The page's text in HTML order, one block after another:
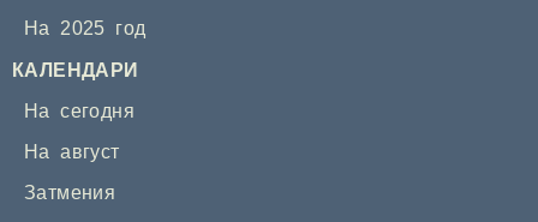
На 2025 год
КАЛЕНДАРИ
На сегодня
На август
Затмения